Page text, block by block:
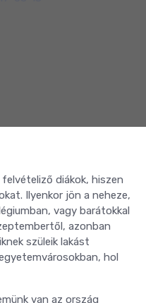
diákok, hiszen
Ilyenkor jön a neheze,
vagy barátokkal
azonban
szüleik lakást
hol
van az ország